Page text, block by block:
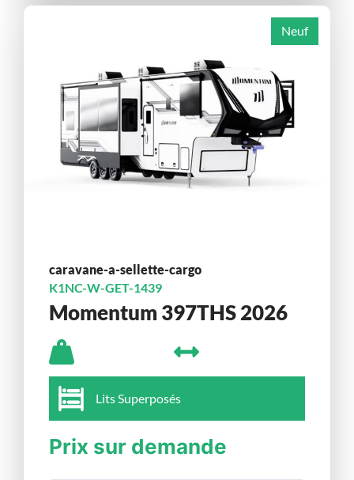
Neuf
caravane-a-sellette-cargo
K1NC-W-GET-1439
Momentum 397THS 2026
Lits Superposés
Prix sur demande